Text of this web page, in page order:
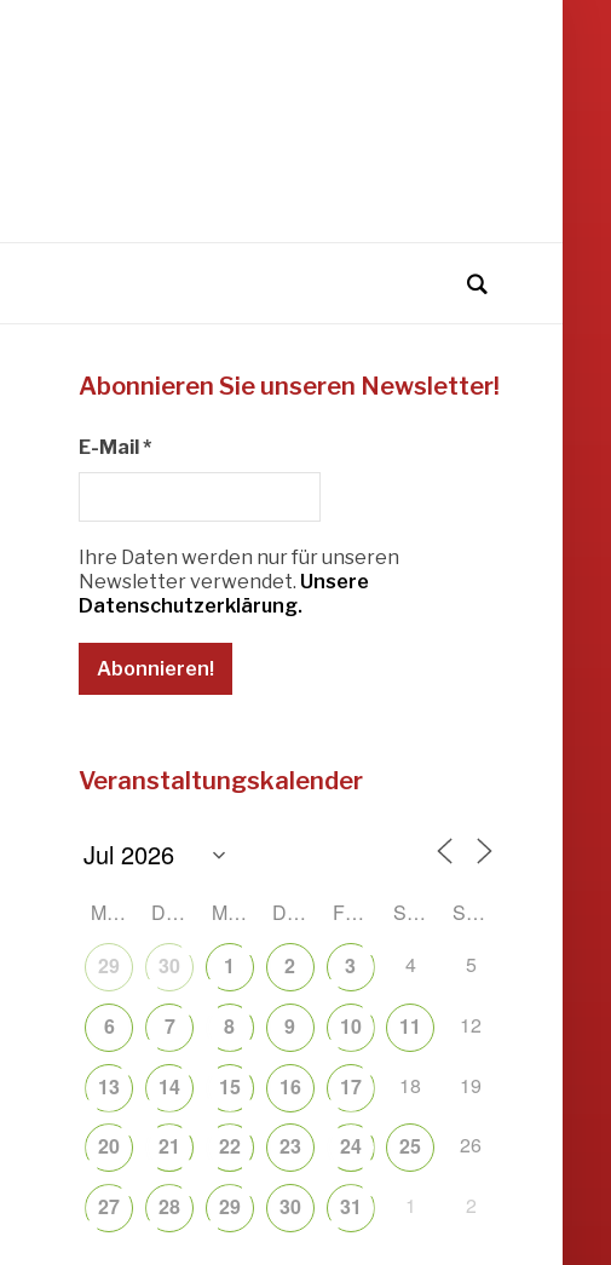
Office 365
Abonnieren Sie unseren Newsletter!
E-Mail*
Ihre Daten werden nur für unseren
Newsletter verwendet. Unsere
Datenschutzerklärung.
Veranstaltungskalender
MONTAG DIENSTAG MITTWOCH DONNERSTAG FREITAG SAMSTAG
SONNTAG
29
30 1 2 3 4 5
6 7 8 9 10 11 12
13 14 15 16 17 18 19
20 21 22 23 24 25 26
27 28 29 30 31 1 2